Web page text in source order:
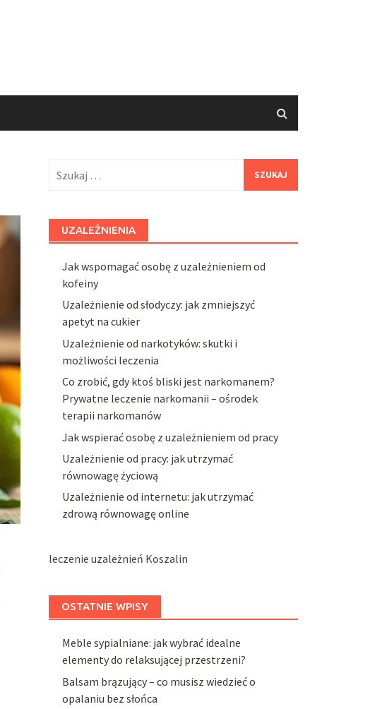
UZALEŻNIENIA
Jak wspomagać osobę z uzależnieniem od
kofeiny
Uzależnienie od słodyczy: jak zmniejszyć
apetyt na cukier
Uzależnienie od narkotyków: skutki i
możliwości leczenia
Co zrobić, gdy ktoś bliski jest narkomanem?
Prywatne leczenie narkomanii – ośrodek
terapii narkomanów
Jak wspierać osobę z uzależnieniem od pracy
Uzależnienie od pracy: jak utrzymać
równowagę życiową
Uzależnienie od internetu: jak utrzymać
zdrową równowagę online
leczenie uzależnień Koszalin
OSTATNIE WPISY
Meble sypialniane: jak wybrać idealne
elementy do relaksującej przestrzeni?
Balsam brązujący – co musisz wiedzieć o
opalaniu bez słońca